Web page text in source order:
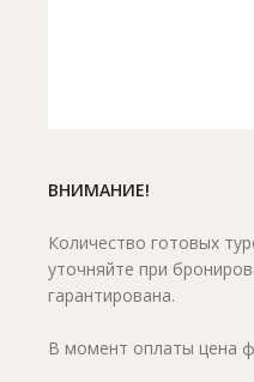
ВНИМАНИЕ!
Количество готовых
уточняйте при
гарантирована.
В момент оплаты цена